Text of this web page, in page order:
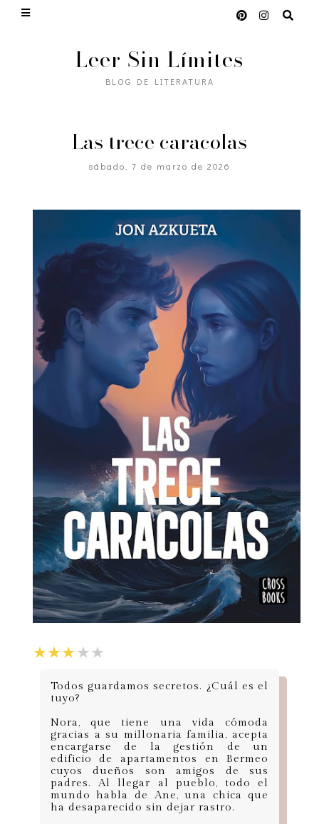
Leer Sin Límites
BLOG DE LITERATURA
Las trece caracolas
sábado, 7 de marzo de 2026
Todos guardamos secretos. ¿Cuál es el
tuyo?
Nora, que tiene una vida cómoda
gracias a su millonaria familia, acepta
encargarse de la gestión de un
edificio de apartamentos en Bermeo
cuyos dueños son amigos de sus
padres. Al llegar al pueblo, todo el
mundo habla de Ane, una chica que
ha desaparecido sin dejar rastro.